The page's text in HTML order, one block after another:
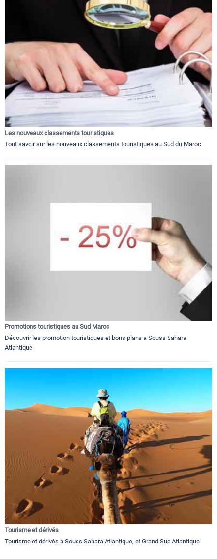
Les nouveaux classements touristiques
Tout savoir sur les nouveaux classements touristiques au Sud du Maroc
Promotions touristiques au Sud Maroc
Découvrir les promotion touristiques et bons plans a Souss Sahara
Atlantique
Tourisme et dérivés
Tourisme et dérivés a Souss Sahara Atlantique, et Grand Sud Atlantique